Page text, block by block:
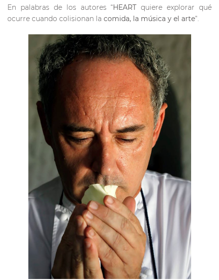
En palabras de los autores “HEARTquiere explorar qué
ocurre cuando colisionan la comida, la música y el arte“.